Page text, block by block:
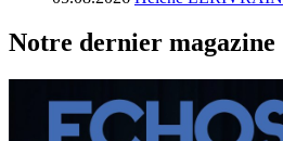
Notre dernier magazine